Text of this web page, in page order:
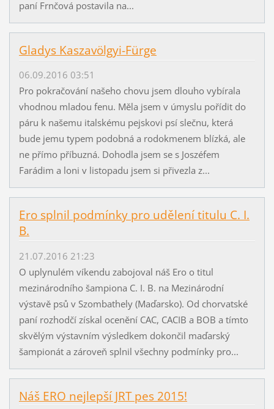
paní Frnčová postavila na...
Gladys Kaszavölgyi-Fürge
06.09.2016 03:51
Pro pokračování našeho chovu jsem dlouho vybírala
vhodnou mladou fenu. Měla jsem v úmyslu pořídit do
páru k našemu italskému pejskovi psí slečnu, která
bude jemu typem podobná a rodokmenem blízká, ale
ne přímo příbuzná. Dohodla jsem se s Joszéfem
Farádim a loni v listopadu jsem si přivezla z...
Ero splnil podmínky pro udělení titulu C. I.
B.
21.07.2016 21:23
O uplynulém víkendu zabojoval náš Ero o titul
mezinárodního šampiona C. I. B. na Mezinárodní
výstavě psů v Szombathely (Maďarsko). Od chorvatské
paní rozhodčí získal ocenění CAC, CACIB a BOB a tímto
skvělým výstavním výsledkem dokončil maďarský
šampionát a zároveň splnil všechny podmínky pro...
Náš ERO nejlepší JRT pes 2015!